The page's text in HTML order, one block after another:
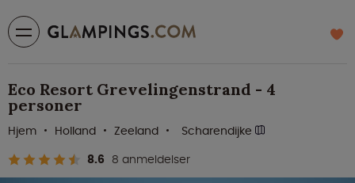
Eco Resort Grevelingenstrand - 4
personer
8.6 8 anmeldelser
Hjem Holland Zeeland Scharendijke